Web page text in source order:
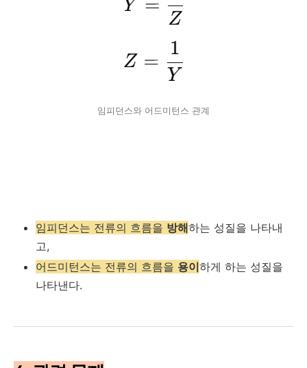
임피던스와 어드미턴스 관계
임피던스는 전류의 흐름을 방해하는 성질을 나타내
고,
어드미턴스는 전류의 흐름을 용이하게 하는 성질을
나타낸다.